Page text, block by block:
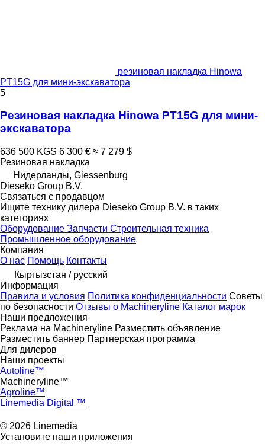
резиновая накладка Hinowa
PT15G для мини-экскаватора
5
Резиновая накладка Hinowa PT15G для мини-
экскаватора
636 500 KGS 6 300 € ≈ 7 279 $
Резиновая накладка
Нидерланды, Giessenburg
Dieseko Group B.V.
Связаться с продавцом
Ищите технику дилера Dieseko Group B.V. в таких
категориях
Оборудование Запчасти Строительная техника
Промышленное оборудование
Компания
О нас Помощь Контакты
Кыргызстан / русский
Информация
Правила и условия Политика конфиденциальности Советы
по безопасности Отзывы о Machineryline Каталог марок
Наши предложения
Реклама на Machineryline Разместить объявление
Разместить баннер Партнерская программа
Для дилеров
Наши проекты
Autoline™
Machineryline™
Agroline™
Linemedia Digital ™
© 2026 Linemedia
Установите наши приложения